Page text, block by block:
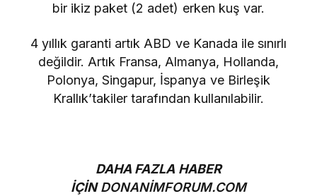
bir ikiz paket (2 adet) erken kuş var.
4 yıllık garanti artık ABD ve Kanada ile sınırlı
değildir. Artık Fransa, Almanya, Hollanda,
Polonya, Singapur, İspanya ve Birleşik
Krallık’takiler tarafından kullanılabilir.
DAHA FAZLA HABER
İÇİNDONANİMFORUM.COM